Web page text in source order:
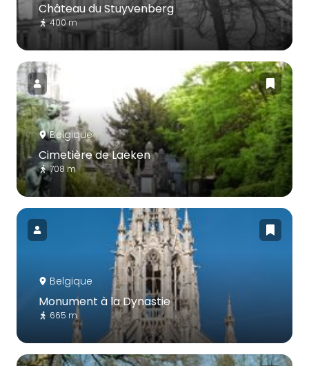
Château du Stuyvenberg
400 m
Belgique
Cimetière de Laeken
708 m
Belgique
Monument à la Dynastie
665 m